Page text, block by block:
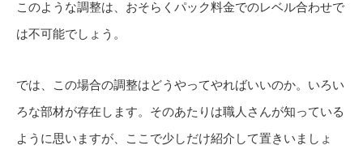
このような調整は、おそらくパック料金でのレベル合わせで
は不可能でしょう。
では、この場合の調整はどうやってやればいいのか。いろい
ろな部材が存在します。そのあたりは職人さんが知っている
ように思いますが、ここで少しだけ紹介して置きいましょ